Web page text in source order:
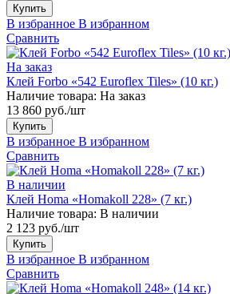
Купить
В избранное В избранном
Сравнить
На заказ
Клей Forbo «542 Euroflex Tiles» (10 кг.)
Наличие товара: На заказ
13 860 руб./шт
Купить
В избранное В избранном
Сравнить
В наличии
Клей Homa «Homakoll 228» (7 кг.)
Наличие товара: В наличии
2 123 руб./шт
Купить
В избранное В избранном
Сравнить